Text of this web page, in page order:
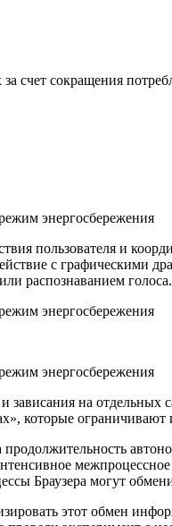
счет сокращения
пользователя и
с графическими
распознаванием
зависания на
которые
продолжительность
межпроцессное
Браузера могут
этот обмен